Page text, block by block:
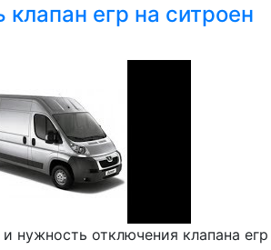
клапан егр на ситроен
нужность отключения клапана егр